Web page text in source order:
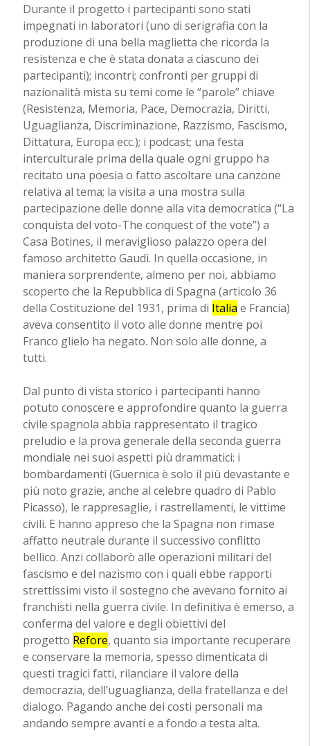
Durante il progetto i partecipanti sono stati
impegnati in laboratori (uno di serigrafia con la
produzione di una bella maglietta che ricorda la
resistenza e che è stata donata a ciascuno dei
partecipanti); incontri; confronti per gruppi di
nazionalità mista su temi come le “parole” chiave
(Resistenza, Memoria, Pace, Democrazia, Diritti,
Uguaglianza, Discriminazione, Razzismo, Fascismo,
Dittatura, Europa ecc.); i podcast; una festa
interculturale prima della quale ogni gruppo ha
recitato una poesia o fatto ascoltare una canzone
relativa al tema; la visita a una mostra sulla
partecipazione delle donne alla vita democratica (“La
conquista del voto-The conquest of the vote”) a
Casa Botines, il meraviglioso palazzo opera del
famoso architetto Gaudì. In quella occasione, in
maniera sorprendente, almeno per noi, abbiamo
scoperto che la Repubblica di Spagna (articolo 36
della Costituzione del 1931, prima di Italia e Francia)
aveva consentito il voto alle donne mentre poi
Franco glielo ha negato. Non solo alle donne, a
tutti.
Dal punto di vista storico i partecipanti hanno
potuto conoscere e approfondire quanto la guerra
civile spagnola abbia rappresentato il tragico
preludio e la prova generale della seconda guerra
mondiale nei suoi aspetti più drammatici: i
bombardamenti (Guernica è solo il più devastante e
più noto grazie, anche al celebre quadro di Pablo
Picasso), le rappresaglie, i rastrellamenti, le vittime
civili. E hanno appreso che la Spagna non rimase
affatto neutrale durante il successivo conflitto
bellico. Anzi collaborò alle operazioni militari del
fascismo e del nazismo con i quali ebbe rapporti
strettissimi visto il sostegno che avevano fornito ai
franchisti nella guerra civile. In definitiva è emerso, a
conferma del valore e degli obiettivi del
progetto Refore, quanto sia importante recuperare
e conservare la memoria, spesso dimenticata di
questi tragici fatti, rilanciare il valore della
democrazia, dell’uguaglianza, della fratellanza e del
dialogo. Pagando anche dei costi personali ma
andando sempre avanti e a fondo a testa alta.